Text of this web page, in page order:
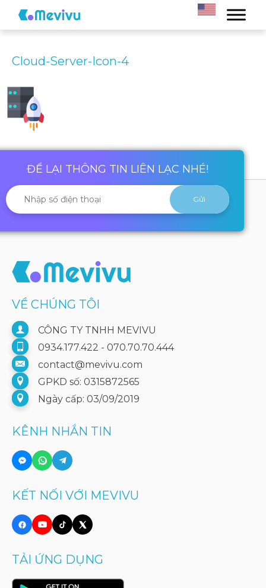
Cloud-Server-Icon-4
ĐỂ LẠI THÔNG TIN LIÊN LẠC NHÉ!
VỀ CHÚNG TÔI
CÔNG TY TNHH MEVIVU
0934.177.422 - 070.70.70.444
contact@mevivu.com
GPKD số: 0315872565
Ngày cấp: 03/09/2019
KÊNH NHẮN TIN
KẾT NỐI VỚI MEVIVU
TẢI ỨNG DỤNG